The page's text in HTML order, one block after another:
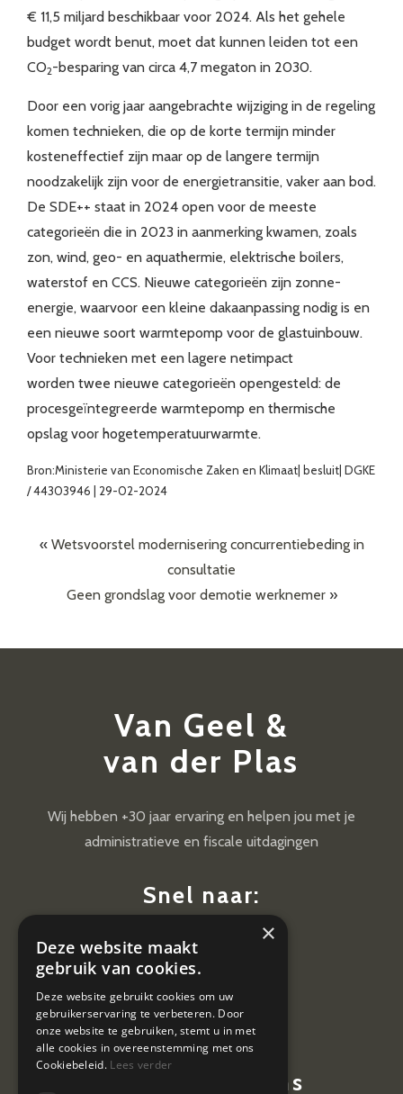
€ 11,5 miljard beschikbaar voor 2024. Als het gehele
budget wordt benut, moet dat kunnen leiden tot een
CO2-besparing van circa 4,7 megaton in 2030.
Door een vorig jaar aangebrachte wijziging in de regeling
komen technieken, die op de korte termijn minder
kosteneffectief zijn maar op de langere termijn
noodzakelijk zijn voor de energietransitie, vaker aan bod.
De SDE++ staat in 2024 open voor de meeste
categorieën die in 2023 in aanmerking kwamen, zoals
zon, wind, geo- en aquathermie, elektrische boilers,
waterstof en CCS. Nieuwe categorieën zijn zonne-
energie, waarvoor een kleine dakaanpassing nodig is en
een nieuwe soort warmtepomp voor de glastuinbouw.
Voor technieken met een lagere netimpact
worden twee nieuwe categorieën opengesteld: de
procesgeïntegreerde warmtepomp en thermische
opslag voor hogetemperatuurwarmte.
Bron:Ministerie van Economische Zaken en Klimaat| besluit| DGKE
/ 44303946 | 29-02-2024
« Wetsvoorstel modernisering concurrentiebeding in
consultatie
Geen grondslag voor demotie werknemer»
Van Geel &
van der Plas
Wij hebben +30 jaar ervaring en helpen jou met je
administratieve en fiscale uitdagingen
Snel naar:
Diensten
Vacatures
Contactgegevens
×
Deze website maakt
gebruik van cookies.
Deze website gebruikt cookies om uw
gebruikerservaring te verbeteren. Door
onze website te gebruiken, stemt u in met
alle cookies in overeenstemming met ons
Cookiebeleid. Lees verder